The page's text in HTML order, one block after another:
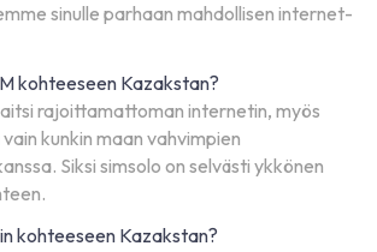
sinulle parhaan mahdollisen internet-
kohteeseen Kazakstan?
rajoittamattoman internetin, myös
kunkin maan vahvimpien
Siksi simsolo on selvästi ykkönen
kohteeseen Kazakstan?